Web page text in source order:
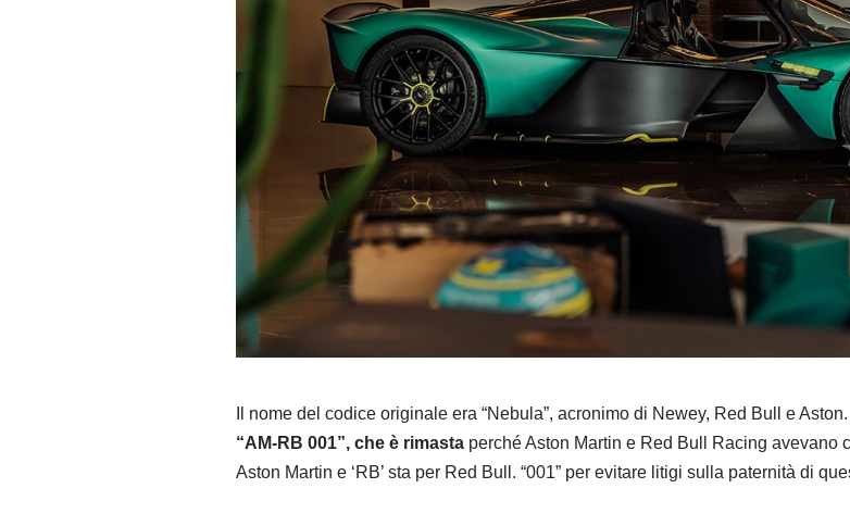
Il nome del codice originale era “Nebula”, acronimo di Newey, Red Bull e
“AM-RB 001”, che è rimastaperché Aston Martin e Red Bull Racing avevano
Aston Martin e ‘RB’ sta per Red Bull. “001” per evitare litigi sulla paternità di